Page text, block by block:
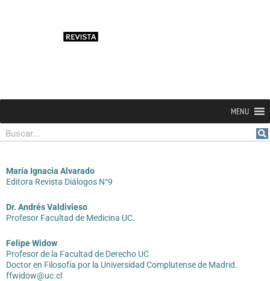
MENU
Buscar
María Ignacia Alvarado
Editora Revista Diálogos N°9
Dr. Andrés Valdivieso
Profesor Facultad de Medicina UC.
Felipe Widow
Profesor de la Facultad de Derecho UC
Doctor en Filosofía por la Universidad Complutense de Madrid.
ffwidow@uc.cl